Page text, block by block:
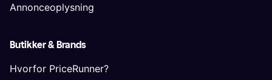
Annonceoplysning
Butikker & Brands
Hvorfor PriceRunner?